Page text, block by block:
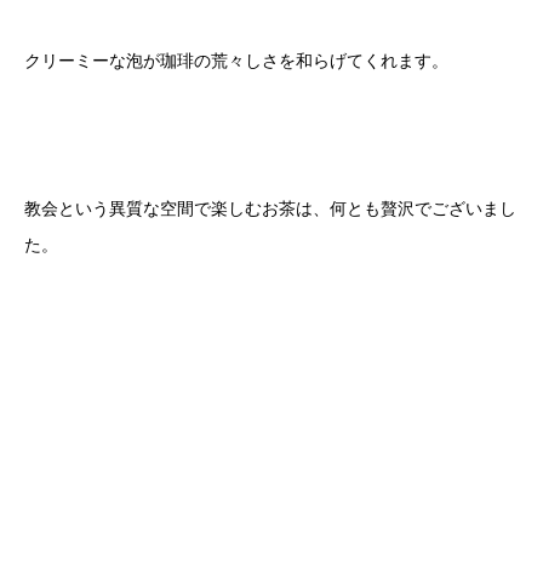
クリーミーな泡が珈琲の荒々しさを和らげてくれます。
教会という異質な空間で楽しむお茶は、何とも贅沢でございまし
た。